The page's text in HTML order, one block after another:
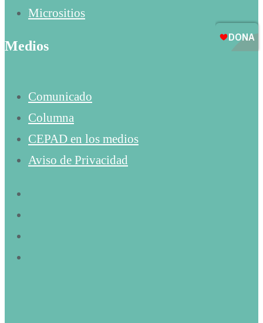
Micrositios
Medios
Comunicado
Columna
CEPAD en los medios
Aviso de Privacidad